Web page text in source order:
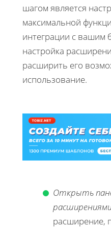
шагом является
максимальной
интеграции с вашим
настройка
расширить его
использование.
Открыть
расширение,